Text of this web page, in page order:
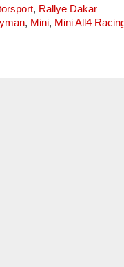
, Rallye Dakar
, Mini, Mini All4